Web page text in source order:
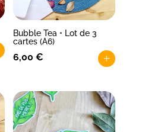
Bubble Tea • Lot de 3
cartes (A6)
6,00€ +